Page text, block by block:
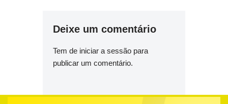
Deixe um comentário
Tem de iniciar a sessão para
publicar um comentário.